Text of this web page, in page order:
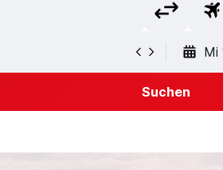
Mi
Suchen